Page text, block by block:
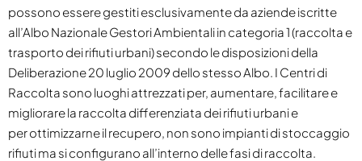
possono essere gestiti esclusivamente da aziende iscritte
all’Albo Nazionale Gestori Ambientali in categoria 1 (raccolta e
trasporto dei rifiuti urbani) secondo le disposizioni della
Deliberazione 20 luglio 2009 dello stesso Albo. I Centri di
Raccolta sono luoghi attrezzati per, aumentare, facilitare e
migliorare la raccolta differenziata dei rifiuti urbani e
per ottimizzarne il recupero, non sono impianti di stoccaggio
rifiuti ma si configurano all’interno delle fasi di raccolta.